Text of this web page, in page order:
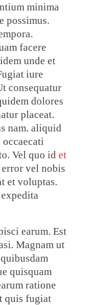
minima
possimus.
facere
unde et
iure
consequatur
dolores
placeat.
nam. aliquid
Vel quo id et
error vel nobis
et voluptas.
earum. Est
Magnam ut
quisquam
ratione
quis fugiat